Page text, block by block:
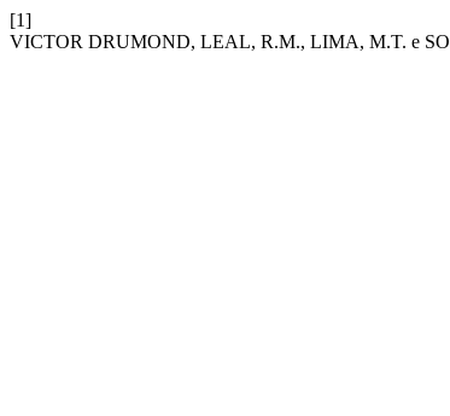
[1]
VICTOR DRUMOND, LEAL, R.M., LIMA, M.T. e